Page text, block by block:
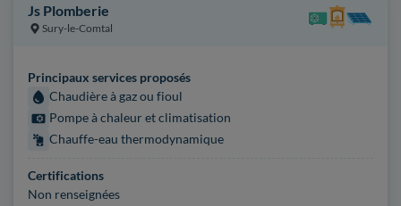
Js Plomberie
Sury-le-Comtal
Principaux services proposés
Chaudière à gaz ou fioul
Pompe à chaleur et climatisation
Chauffe-eau thermodynamique
Certifications
Non renseignées